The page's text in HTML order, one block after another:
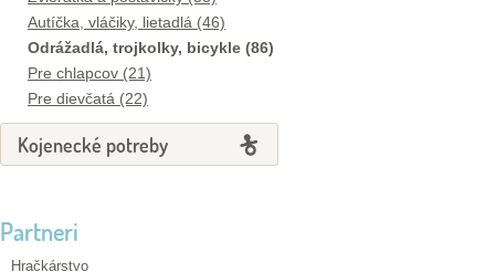
Autíčka, vláčiky, lietadlá (46)
Odrážadlá, trojkolky, bicykle (86)
Pre chlapcov (21)
Pre dievčatá (22)
Kojenecké potreby
Partneri
Hračkárstvo